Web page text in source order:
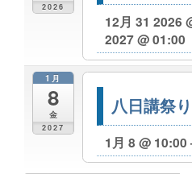
2026
12月 31 2026
2027 @ 01:00
1月
8
金
2027
八日講祭り
1月 8 @ 10:00